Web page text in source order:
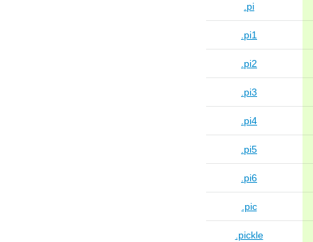
.pi
.pi1
.pi2
.pi3
.pi4
.pi5
.pi6
.pic
.pickle